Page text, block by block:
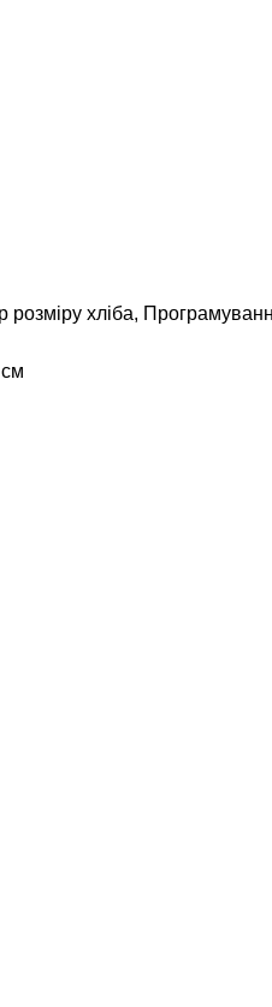
розміру хліба,